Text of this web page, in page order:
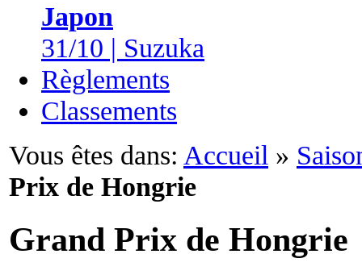
Japon
31/10 | Suzuka
Règlements
Classements
Vous êtes dans: Accueil »
Prix de Hongrie
Grand Prix de Hongrie